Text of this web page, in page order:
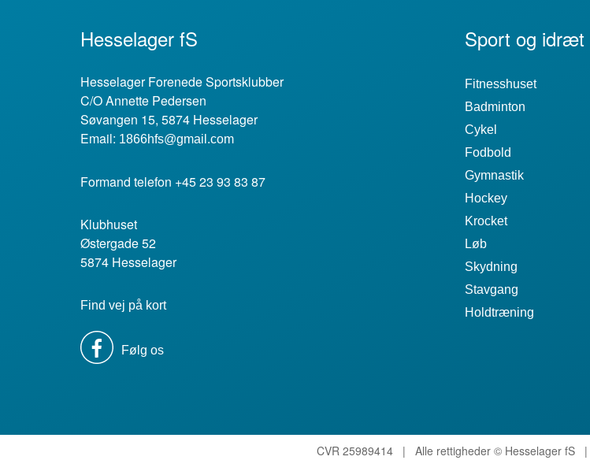
Hesselager fS
Hesselager Forenede Sportsklubber
C/O Annette Pedersen
Søvangen 15, 5874 Hesselager
Email: 1866hfs@gmail.com
Formand telefon +45 23 93 83 87
Klubhuset
Østergade 52
5874 Hesselager
Find vej på kort
Følg os
Sport og idræt
Fitnesshuset
Badminton
Cykel
Fodbold
Gymnastik
Hockey
Krocket
Løb
Skydning
Stavgang
Holdtræning
CVR 25989414 | Alle rettigheder © Hesselager fS |